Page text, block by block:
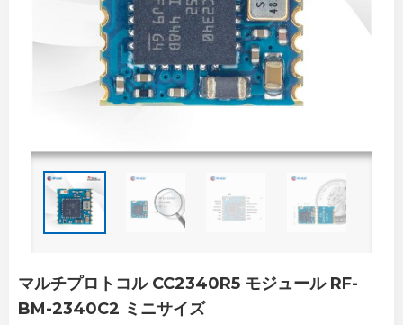
マルチプロトコル CC2340R5 モジュール RF-
BM-2340C2 ミニサイズ